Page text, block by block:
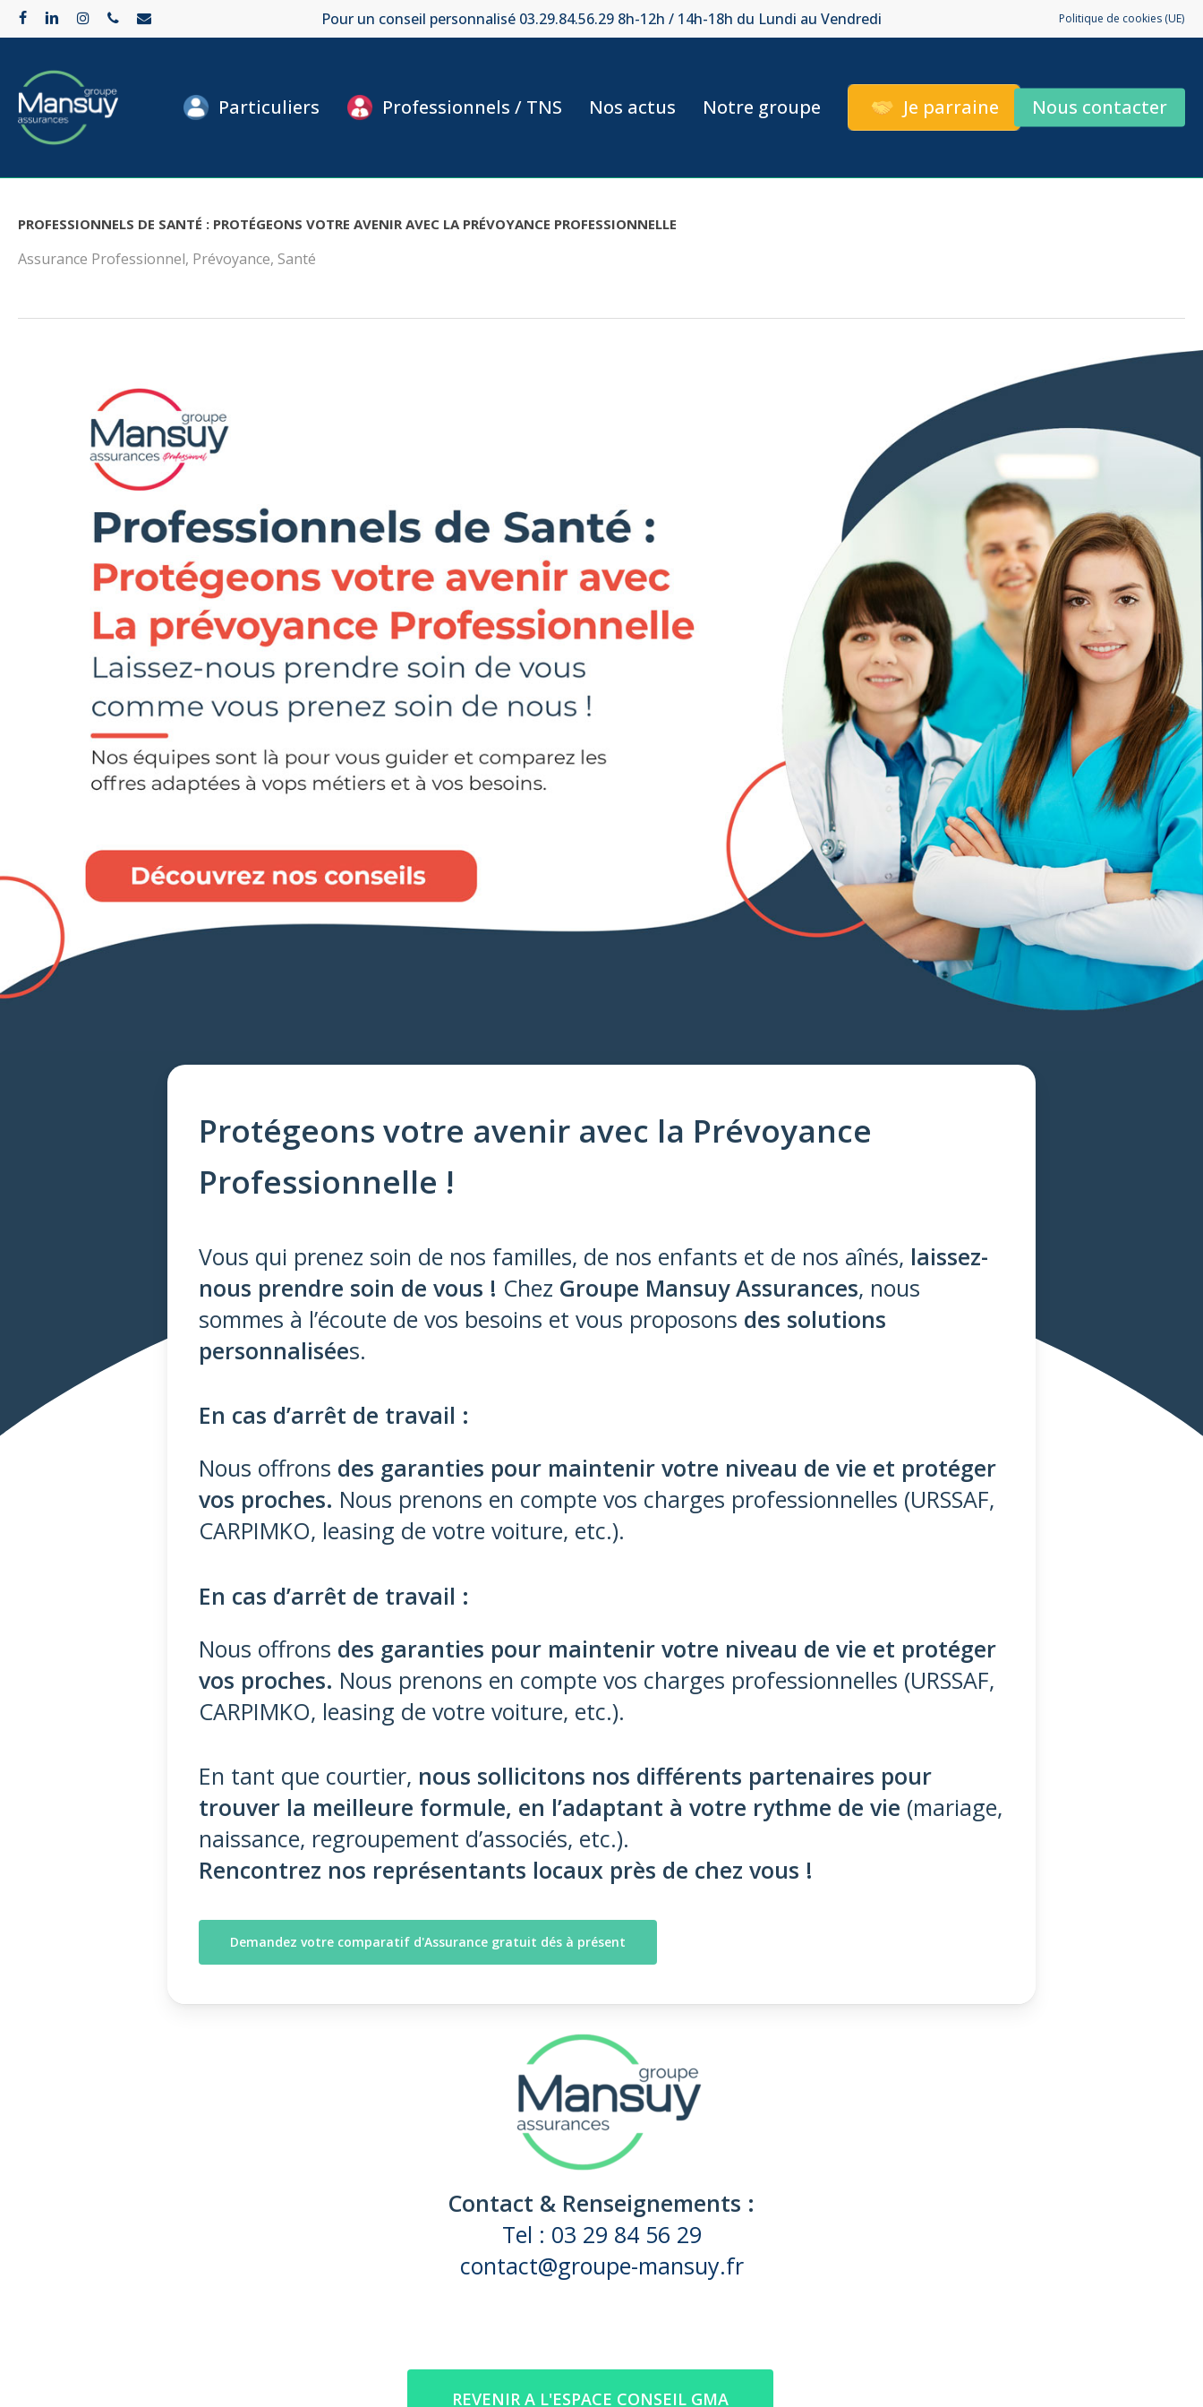
Skip
to
main
content
facebooklinkedininstagramphoneemail Pour un conseil personnalisé 03.29.84.56.29 8h-12h / 14h-18h du Lundi au Vendredi Politique de cookies (UE)
Particuliers Professionnels / TNS Nos actus Notre groupe Je parraine Nous contacter
PROFESSIONNELS DE SANTÉ : PROTÉGEONS VOTRE AVENIR AVEC LA PRÉVOYANCE PROFESSIONNELLE
Assurance Professionnel, Prévoyance, Santé
Protégeons votre avenir avec la Prévoyance
Professionnelle !
Vous qui prenez soin de nos familles, de nos enfants et de nos aînés, laissez-
nous prendre soin de vous ! Chez Groupe Mansuy Assurances, nous
sommes à l’écoute de vos besoins et vous proposons des solutions
personnalisées.
En cas d’arrêt de travail :
Nous offrons des garanties pour maintenir votre niveau de vie et protéger
vos proches. Nous prenons en compte vos charges professionnelles (URSSAF,
CARPIMKO, leasing de votre voiture, etc.).
En cas d’arrêt de travail :
Nous offrons des garanties pour maintenir votre niveau de vie et protéger
vos proches. Nous prenons en compte vos charges professionnelles (URSSAF,
CARPIMKO, leasing de votre voiture, etc.).
En tant que courtier, nous sollicitons nos différents partenaires pour
trouver la meilleure formule, en l’adaptant à votre rythme de vie (mariage,
naissance, regroupement d’associés, etc.).
Rencontrez nos représentants locaux près de chez vous !
Demandez votre comparatif d'Assurance gratuit dés à présent
Contact & Renseignements :
Tel : 03 29 84 56 29
contact@groupe-mansuy.fr
REVENIR A L'ESPACE CONSEIL GMA